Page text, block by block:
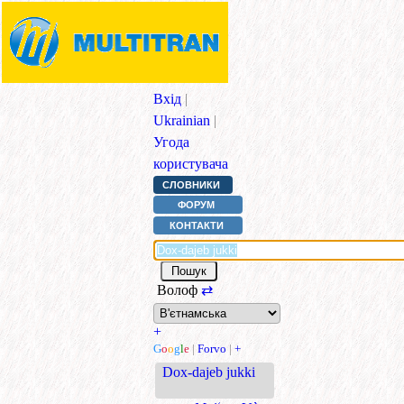
Вхід |
Ukrainian |
Угода
користувача
СЛОВНИКИ
ФОРУМ
КОНТАКТИ
Волоф ⇄
+
Google | Forvo | +
Dox-dajeb jukki